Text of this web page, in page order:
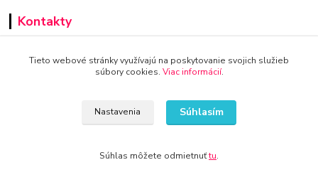
Kontakty
+421 940 949 000
Tieto webové stránky využívajú na poskytovanie svojich služieb
súbory cookies. Viac informácií.
Nastavenia Súhlasím
Súhlas môžete odmietnuťtu.